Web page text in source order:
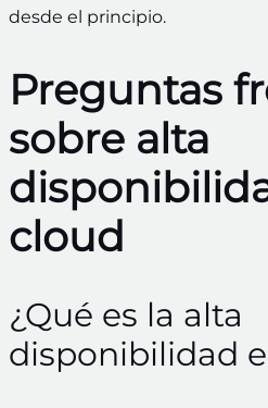
desde el principio.
Preguntas
sobre alta
cloud
¿Qué es la alta
disponibilidad